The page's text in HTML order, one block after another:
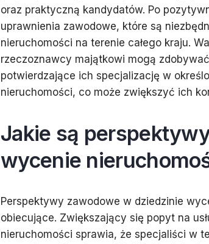
oraz praktyczną kandydatów. Po
uprawnienia zawodowe, które są
nieruchomości na terenie całego kraju.
rzeczoznawcy majątkowi mogą
potwierdzające ich specjalizację w
nieruchomości, co może zwiększyć ich
Jakie są
wycenie
Perspektywy zawodowe w dziedzinie
obiecujące. Zwiększający się popyt na
nieruchomości sprawia, że specjaliści w